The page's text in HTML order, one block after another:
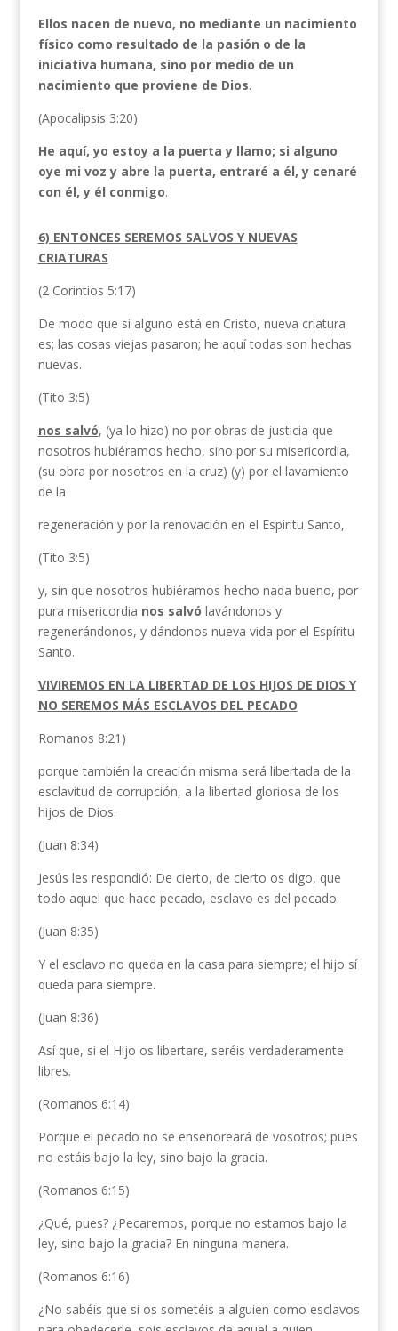
Ellos nacen de nuevo, no mediante un nacimiento
físico como resultado de la pasión o de la
iniciativa humana, sino por medio de un
nacimiento que proviene de Dios.
(Apocalipsis 3:20)
He aquí, yo estoy a la puerta y llamo; si alguno
oye mi voz y abre la puerta, entraré a él, y cenaré
con él, y él conmigo.
6) ENTONCES SEREMOS SALVOS Y NUEVAS
CRIATURAS
(2 Corintios 5:17)
De modo que si alguno está en Cristo, nueva criatura
es; las cosas viejas pasaron; he aquí todas son hechas
nuevas.
(Tito 3:5)
nos salvó, (ya lo hizo) no por obras de justicia que
nosotros hubiéramos hecho, sino por su misericordia,
(su obra por nosotros en la cruz) (y) por el lavamiento
de la
regeneración y por la renovación en el Espíritu Santo,
(Tito 3:5)
y, sin que nosotros hubiéramos hecho nada bueno, por
pura misericordia nos salvó lavándonos y
regenerándonos, y dándonos nueva vida por el Espíritu
Santo.
VIVIREMOS EN LA LIBERTAD DE LOS HIJOS DE DIOS Y
NO SEREMOS MÁS ESCLAVOS DEL PECADO
Romanos 8:21)
porque también la creación misma será libertada de la
esclavitud de corrupción, a la libertad gloriosa de los
hijos de Dios.
(Juan 8:34)
Jesús les respondió: De cierto, de cierto os digo, que
todo aquel que hace pecado, esclavo es del pecado.
(Juan 8:35)
Y el esclavo no queda en la casa para siempre; el hijo sí
queda para siempre.
(Juan 8:36)
Así que, si el Hijo os libertare, seréis verdaderamente
libres.
(Romanos 6:14)
Porque el pecado no se enseñoreará de vosotros; pues
no estáis bajo la ley, sino bajo la gracia.
(Romanos 6:15)
¿Qué, pues? ¿Pecaremos, porque no estamos bajo la
ley, sino bajo la gracia? En ninguna manera.
(Romanos 6:16)
¿No sabéis que si os sometéis a alguien como esclavos